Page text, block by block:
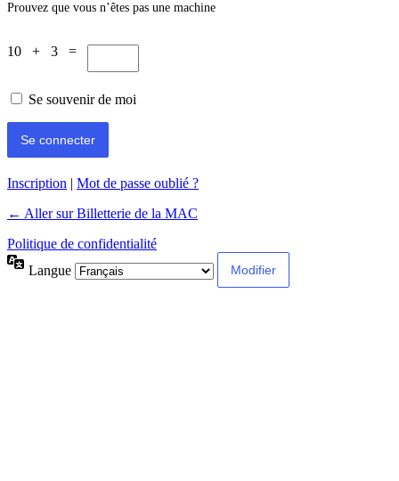
Prouvez que vous n’êtes pas une machine
10 + 3 =
Se souvenir de moi
Inscription
Mot de passe oublié ?
← Aller sur Billetterie de la MAC
Politique de confidentialité
Langue